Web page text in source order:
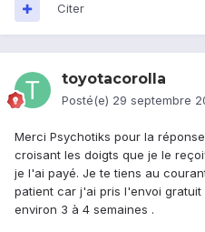
Citer
toyotacorolla
Posté(e) 29 septembre
Merci Psychotiks pour la
croisant les doigts que je le
je l'ai payé. Je te tiens au
patient car j'ai pris l'envoi
environ 3 à 4 semaines .